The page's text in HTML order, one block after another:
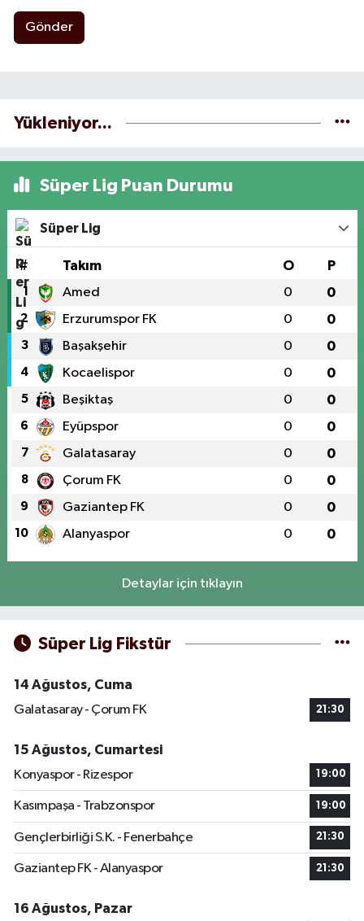
Gönder
Yükleniyor...
Süper Lig Puan Durumu
Süper Lig
# Takım O P
1 Amed 0 0
2 Erzurumspor FK 0 0
3 Başakşehir 0 0
4 Kocaelispor 0 0
5 Beşiktaş 0 0
6 Eyüpspor 0 0
7 Galatasaray 0 0
8 Çorum FK 0 0
9 Gaziantep FK 0 0
10 Alanyaspor 0 0
Detaylar için tıklayın
Süper Lig Fikstür
14 Ağustos, Cuma
Galatasaray - Çorum FK
21:30
15 Ağustos, Cumartesi
Konyaspor - Rizespor
19:00
Kasımpaşa - Trabzonspor 19:00
Gençlerbirliği S.K. - Fenerbahçe 21:30
Gaziantep FK - Alanyaspor 21:30
16 Ağustos, Pazar